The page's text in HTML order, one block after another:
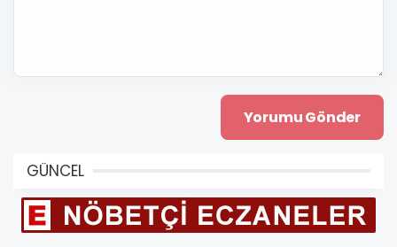
GÜNCEL